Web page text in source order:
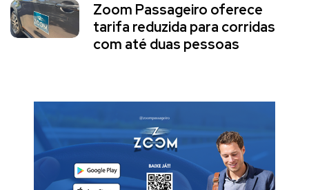
Zoom Passageiro oferece
tarifa reduzida para corridas
com até duas pessoas